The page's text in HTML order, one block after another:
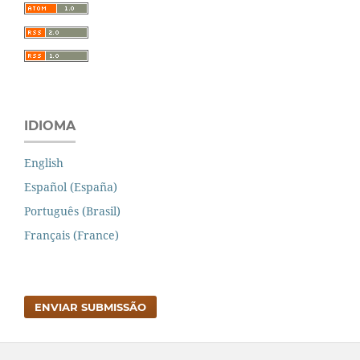
IDIOMA
English
Español (España)
Português (Brasil)
Français (France)
ENVIAR SUBMISSÃO